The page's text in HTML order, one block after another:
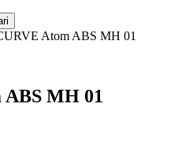
Atom ABS MH 01
ABS MH 01